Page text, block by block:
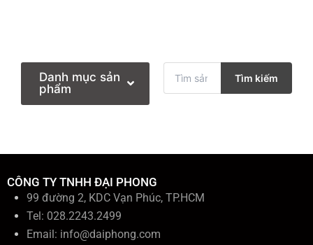
m
m
Tìm kiếm
Danh mục sản
phẩm
CÔNG TY TNHH ĐẠI PHONG
99 đường 2, KDC Vạn Phúc, TP.HCM
Tel: 028.2243.2499
Email: info@daiphong.com